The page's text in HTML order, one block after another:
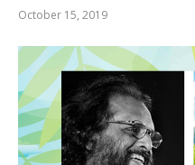
October 15, 2019